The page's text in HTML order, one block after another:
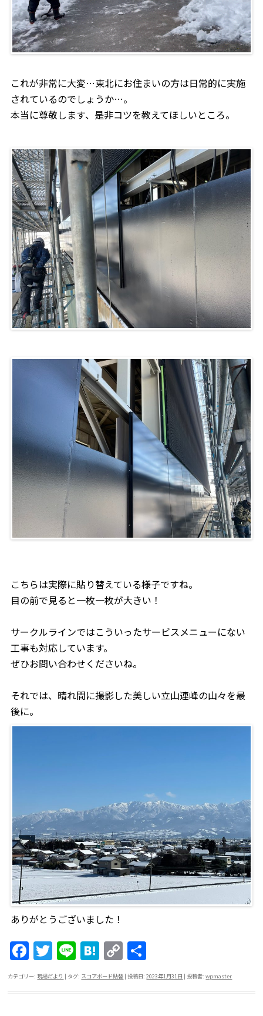
これが非常に大変…東北にお住まいの方は日常的に実施
されているのでしょうか…。
本当に尊敬します、是非コツを教えてほしいところ。
こちらは実際に貼り替えている様子ですね。
目の前で見ると一枚一枚が大きい！
サークルラインではこういったサービスメニューにない
工事も対応しています。
ぜひお問い合わせくださいね。
それでは、晴れ間に撮影した美しい立山連峰の山々を最
後に。
ありがとうございました！
F
a
c
T
w
itt
Li
n
e
H
at
e
C
o
p
有
カテゴリー: 現場だより | タグ: スコアボード貼替 | 投稿日:2023年1月31日 |投稿者:wpmaster